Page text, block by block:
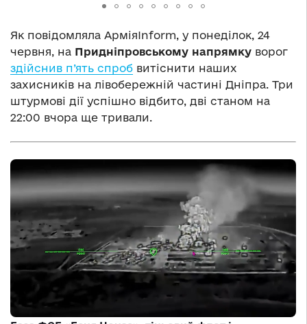
Як повідомляла АрміяInform, у понеділок, 24
червня, на Придніпровському напрямку ворог
здійснив п’ять спроб витіснити наших
захисників на лівобережній частині Дніпра. Три
штурмові дії успішно відбито, дві станом на
22:00 вчора ще тривали.